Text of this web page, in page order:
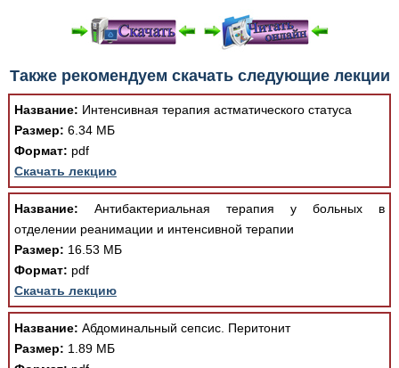
При просмотре в режиме "Читать онлайн" возможны
различные ошибки отображения документа в результате
отсутствия поддержки Вашим браузером шрифтов и
изменения размеров исходных шаблонов. При
скачивании документа данная ошибка устраняется Вашим
программным обеспечением автоматически.
Также рекомендуем скачать следующие лекции
Название: Интенсивная терапия астматического статуса
Размер: 6.34 МБ
Формат: pdf
Скачать лекцию
Название: Антибактериальная терапия у больных в
отделении реанимации и интенсивной терапии
Размер: 16.53 МБ
Формат: pdf
Скачать лекцию
Название: Абдоминальный сепсис. Перитонит
Размер: 1.89 МБ